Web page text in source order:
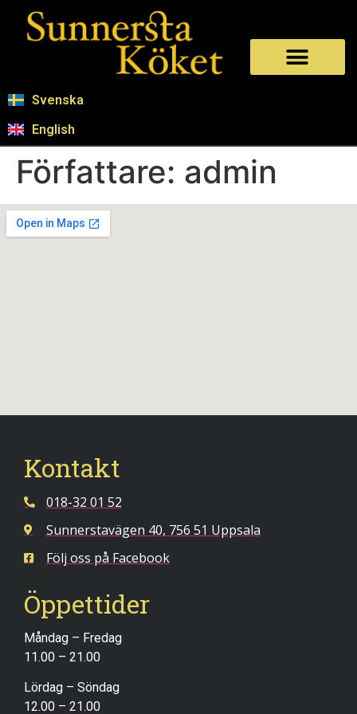
Svenska
English
Författare: admin
Kontakt
018-32 01 52
Sunnerstavägen 40, 756 51 Uppsala
Följ oss på Facebook
Öppettider
Måndag – Fredag
11.00 – 21.00
Lördag – Söndag
12.00 – 21.00